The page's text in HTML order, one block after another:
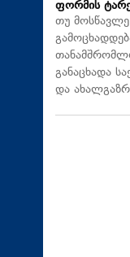
ფორმის
თუ
განაცხადა
და